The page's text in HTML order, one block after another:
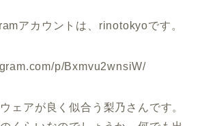
アカウントは、rinotokyoです。
p/Bxmvu2wnsiW/
ェアが良く似合う梨乃さんです。